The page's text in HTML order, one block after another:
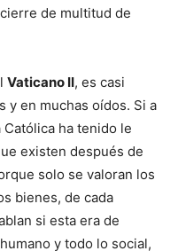
de multitud de
Vaticano II, es casi
y en muchas oídos. Si a
ha tenido le
existen después de
solo se valoran los
bienes, de cada
si esta era de
y todo lo social,